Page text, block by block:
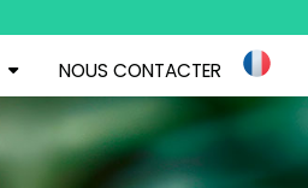
NOUS CONTACTER